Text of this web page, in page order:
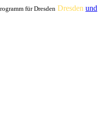
für Dresden Dresden und